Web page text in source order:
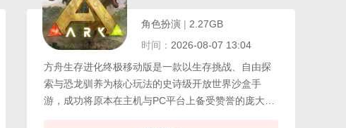
角色扮演 | 2.27GB
时间： 2026-08-07 13:04
方舟生存进化终极移动版是一款以生存挑战、自由探
索与恐龙驯养为核心玩法的史诗级开放世界沙盒手
游，成功将原本在主机与PC平台上备受赞誉的庞大远